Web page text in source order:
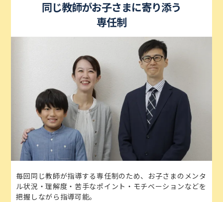
同じ教師がお子さまに寄り添う
専任制
毎回同じ教師が指導する専任制のため、お子さまのメンタ
ル状況・理解度・苦手なポイント・モチベーションなどを
把握しながら指導可能。